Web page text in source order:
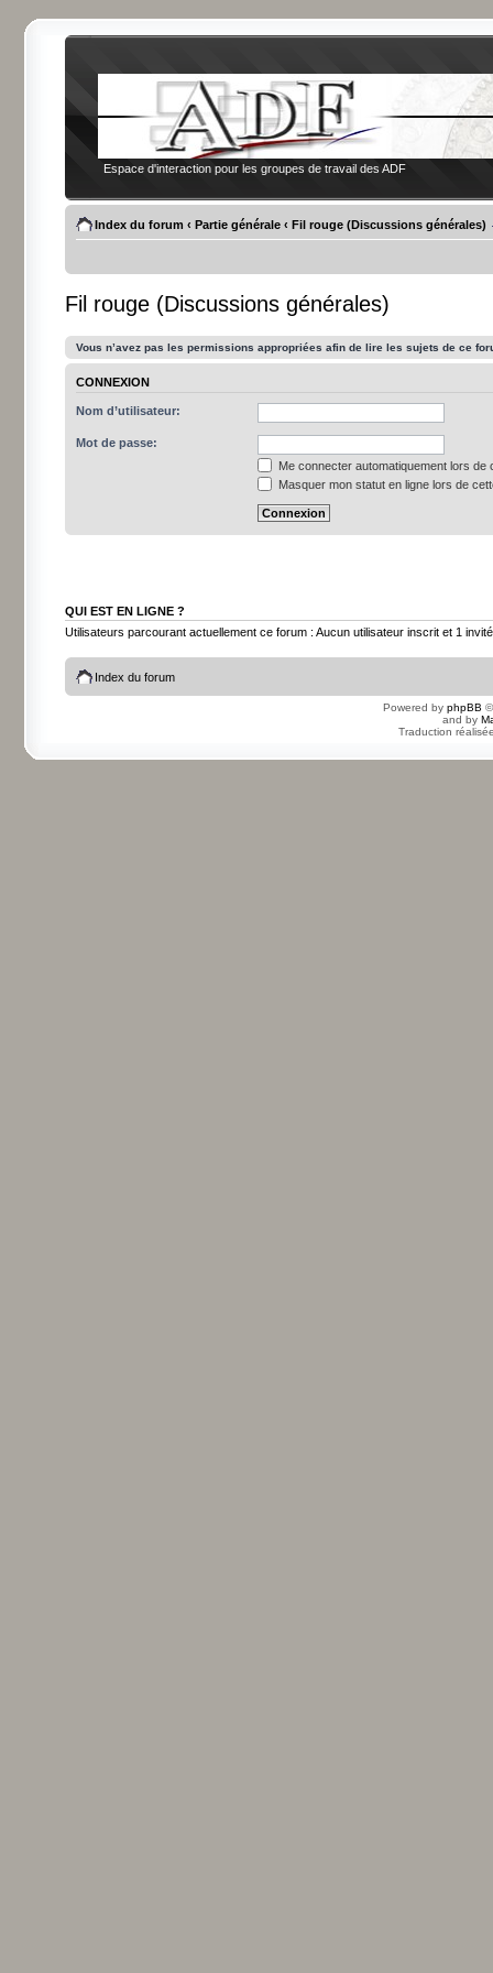
Espace d'interaction pour les groupes de travail des ADF
Index du forum ‹ Partie générale ‹ Fil rouge (Discussions générales)
Fil rouge (Discussions générales)
Vous n’avez pas les permissions appropriées afin de lire les sujets de ce
CONNEXION
Nom d’utilisateur:
Mot de passe:
Me connecter automatiquement lors de
Masquer mon statut en ligne lors de
QUI EST EN LIGNE ?
Utilisateurs parcourant actuellement ce forum : Aucun utilisateur inscrit et 1 invité
Index du forum
Powered by phpBB
and by
Traduction